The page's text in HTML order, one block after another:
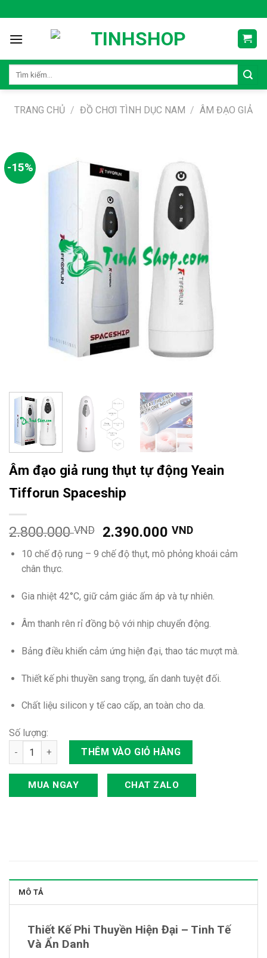
content
Tìm
TRANG CHỦ / ĐỒ CHƠI TÌNH DỤC NAM / ÂM ĐẠO GIẢ
-15%
Âm đạo giả rung thụt tự động Yeain
Tifforun Spaceship
2.800.000VND 2.390.000VND
10 chế độ rung – 9 chế độ thụt, mô phỏng khoái cảm
chân thực.
Gia nhiệt 42°C, giữ cảm giác ấm áp và tự nhiên.
Âm thanh rên rỉ đồng bộ với nhịp chuyển động.
Bảng điều khiển cảm ứng hiện đại, thao tác mượt mà.
Thiết kế phi thuyền sang trọng, ẩn danh tuyệt đối.
Chất liệu silicon y tế cao cấp, an toàn cho da.
Số lượng:
Âm đạo giả rung thụt tự động Yeain Tifforun Spaceship số
THÊM VÀO GIỎ HÀNG
MUA NGAY CHAT ZALO
MÔ TẢ
Thiết Kế Phi Thuyền Hiện Đại – Tinh Tế
Và Ẩn Danh